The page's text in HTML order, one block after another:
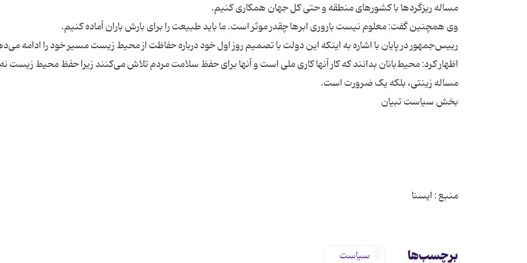
رییس‌جمهور در پایان با اشاره به اینکه این دولت با تصمیم روز اول خود درباره حفاظت از محیط زیست مسیر خود را ادامه
اظهار کرد: محیط‌بانان بدانند که کار آنها کاری ملی است و آنها برای حفظ سلامت مردم تلاش می‌کنند زیرا حفظ محیط زیست
منبع : ایسنا
برچسب‌ها سیاست